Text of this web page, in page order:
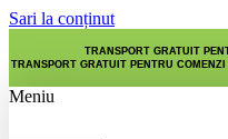
Sari la conținut
TRANSPORT GRATUIT
TRANSPORT GRATUIT PENTRU
Meniu